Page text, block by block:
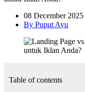
08 December 2025
By Puput Ayu
Table of contents